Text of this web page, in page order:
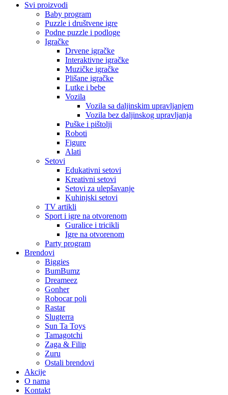
Svi proizvodi
Baby program
Puzzle i društvene igre
Podne puzzle i podloge
Igračke
Drvene igračke
Interaktivne igračke
Muzičke igračke
Plišane igračke
Lutke i bebe
Vozila
Vozila sa daljinskim upravljanjem
Vozila bez daljinskog upravljanja
Puške i pištolji
Roboti
Figure
Alati
Setovi
Edukativni setovi
Kreativni setovi
Setovi za ulepšavanje
Kuhinjski setovi
TV artikli
Sport i igre na otvorenom
Guralice i tricikli
Igre na otvorenom
Party program
Brendovi
Biggies
BumBumz
Dreameez
Gonher
Robocar poli
Rastar
Slugterra
Sun Ta Toys
Tamagotchi
Zaga & Filip
Zuru
Ostali brendovi
Akcije
O nama
Kontakt